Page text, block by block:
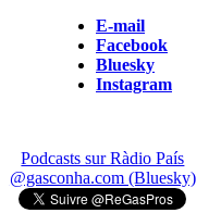
E-mail
Facebook
Bluesky
Instagram
Podcasts sur Ràdio País
@gasconha.com (Bluesky)